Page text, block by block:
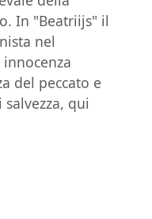
In "Beatriijs" il
nel
del peccato e
qui